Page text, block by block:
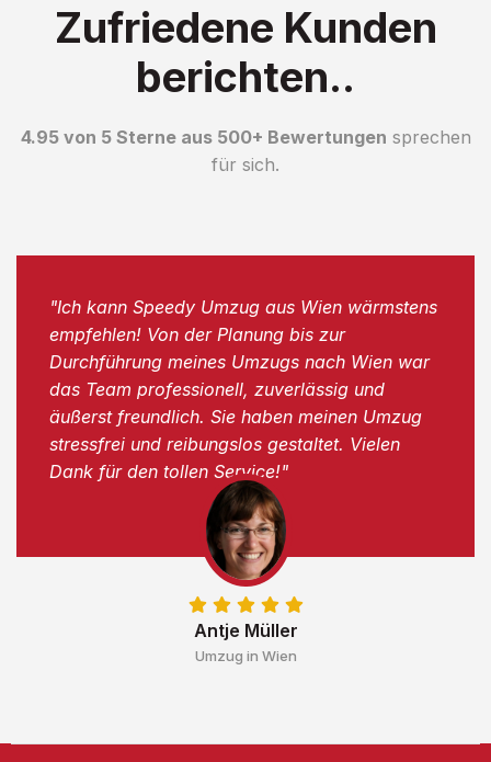
Zufriedene Kunden
berichten..
4.95 von 5 Sterne aus 500+ Bewertungen sprechen
für sich.
Antje Müller
Umzug in Wien
"Ich kann Speedy Umzug aus Wien wärmstens
empfehlen! Von der Planung bis zur
Durchführung meines Umzugs nach Wien war
das Team professionell, zuverlässig und
äußerst freundlich. Sie haben meinen Umzug
stressfrei und reibungslos gestaltet. Vielen
Dank für den tollen Service!"